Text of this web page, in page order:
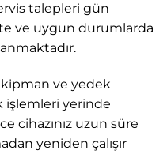
talepleri gün
ve uygun durumlarda
ve yedek
işlemleri yerinde
cihazınız uzun süre
yeniden çalışır